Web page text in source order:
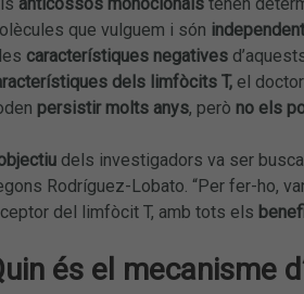
que vulguem i són
característiques negatives
dels limfòcits T,el doctor
persistir molts anys, però no els
dels investigadors va ser
Rodríguez-Lobato. “Per fer-ho,
del limfòcit T, amb tots els
és el mecanisme